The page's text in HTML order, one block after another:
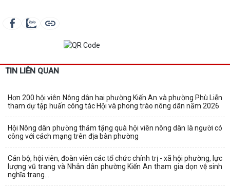
TIN LIÊN QUAN
Hơn 200 hội viên Nông dân hai phường Kiến An và phường Phù Liễn
tham dự tập huấn công tác Hội và phong trào nông dân năm 2026
Hội Nông dân phường thăm tặng quà hội viên nông dân là người có
công với cách mạng trên địa bàn phường
Cán bộ, hội viên, đoàn viên các tổ chức chính trị - xã hội phường, lực
lượng vũ trang và Nhân dân phường Kiến An tham gia dọn vệ sinh
nghĩa trang...